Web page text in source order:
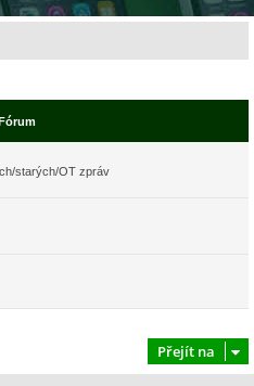
starých/OT zpráv
Přejít na